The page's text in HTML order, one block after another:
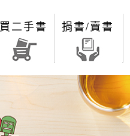
買二手書 捐書/賣書